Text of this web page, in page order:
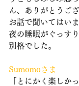
ん、ありがとうご
お話で聞いてはい
夜の睡眠がぐっす
別格でした。
Sumomoさま
「とにかく楽しか